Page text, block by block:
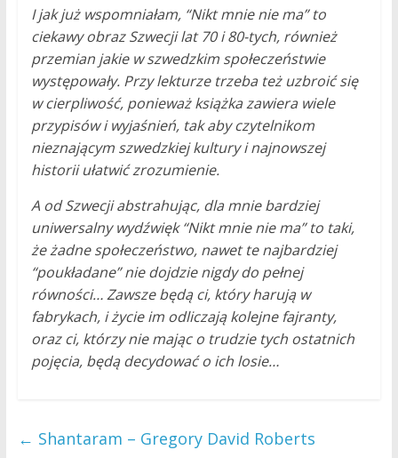
I jak już wspomniałam, “Nikt mnie nie ma” to
ciekawy obraz Szwecji lat 70 i 80-tych, również
przemian jakie w szwedzkim społeczeństwie
występowały. Przy lekturze trzeba też uzbroić się
w cierpliwość, ponieważ książka zawiera wiele
przypisów i wyjaśnień, tak aby czytelnikom
nieznającym szwedzkiej kultury i najnowszej
historii ułatwić zrozumienie.
A od Szwecji abstrahując, dla mnie bardziej
uniwersalny wydźwięk “Nikt mnie nie ma” to taki,
że żadne społeczeństwo, nawet te najbardziej
“poukładane” nie dojdzie nigdy do pełnej
równości… Zawsze będą ci, który harują w
fabrykach, i życie im odliczają kolejne fajranty,
oraz ci, którzy nie mając o trudzie tych ostatnich
pojęcia, będą decydować o ich losie…
← Shantaram – Gregory David Roberts